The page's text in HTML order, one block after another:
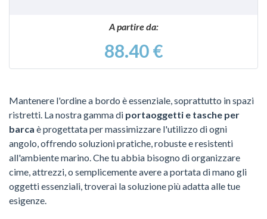
A partire da:
88.40 €
Mantenere l'ordine a bordo è essenziale, soprattutto in spazi
ristretti. La nostra gamma di portaoggetti e tasche per
barca è progettata per massimizzare l'utilizzo di ogni
angolo, offrendo soluzioni pratiche, robuste e resistenti
all'ambiente marino. Che tu abbia bisogno di organizzare
cime, attrezzi, o semplicemente avere a portata di mano gli
oggetti essenziali, troverai la soluzione più adatta alle tue
esigenze.